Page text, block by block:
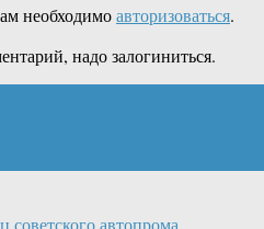
необходимоавторизоваться.
надо залогиниться.
советского автопрома